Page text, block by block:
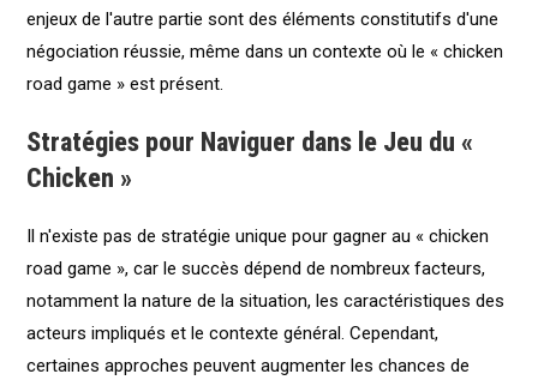
enjeux de l'autre partie sont des éléments constitutifs d'une
négociation réussie, même dans un contexte où le « chicken
road game » est présent.
Stratégies pour Naviguer dans le Jeu du «
Chicken »
Il n'existe pas de stratégie unique pour gagner au « chicken
road game », car le succès dépend de nombreux facteurs,
notamment la nature de la situation, les caractéristiques des
acteurs impliqués et le contexte général. Cependant,
certaines approches peuvent augmenter les chances de